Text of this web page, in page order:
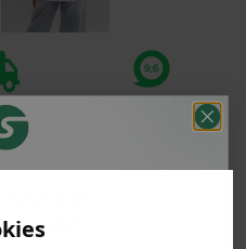
besteld
in huis!*
beoordelen ons